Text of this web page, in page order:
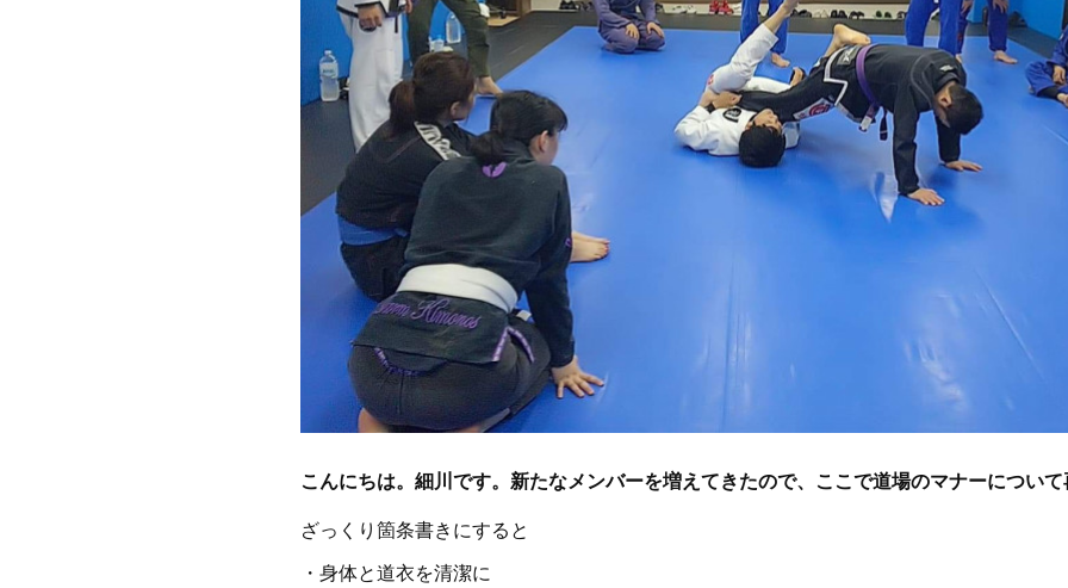
こんにちは。細川です。新たなメンバーを増えてきたので、ここで道場のマナーについ
ざっくり箇条書きにすると
・身体と道衣を清潔に